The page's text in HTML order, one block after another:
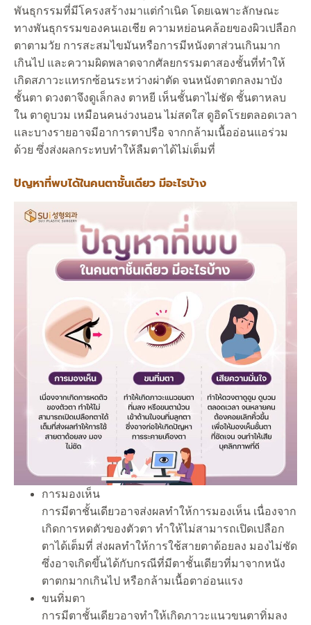
พันธุกรรมที่มีโครงสร้างมาแต่กำเนิด โดยเฉพาะลักษณะ
ทางพันธุกรรมของคนเอเชีย ความหย่อนคล้อยของผิวเปลือก
ตาตามวัย การสะสมไขมันหรือการมีหนังตาส่วนเกินมาก
เกินไป และความผิดพลาดจากศัลยกรรมตาสองชั้นที่ทำให้
เกิดสภาวะแทรกซ้อนระหว่างผ่าตัด จนหนังตาตกลงมาบัง
ชั้นตา ดวงตาจึงดูเล็กลง ตาหยี เห็นชั้นตาไม่ชัด ชั้นตาหลบ
ใน ตาดูบวม เหมือนคนง่วงนอน ไม่สดใส ดูอิดโรยตลอดเวลา
และบางรายอาจมีอาการตาปรือ จากกล้ามเนื้ออ่อนแอร่วม
ด้วย ซึ่งส่งผลกระทบทำให้ลืมตาได้ไม่เต็มที่
ปัญหาที่พบได้ในคนตาชั้นเดียว มีอะไรบ้าง
การมองเห็น
การมีตาชั้นเดียวอาจส่งผลทำให้การมองเห็น เนื่องจาก
เกิดการหดตัวของตัวตา ทำให้ไม่สามารถเปิดเปลือก
ตาได้เต็มที่ ส่งผลทำให้การใช้สายตาด้อยลง มองไม่ชัด
ซึ่งอาจเกิดขึ้นได้กับกรณีที่มีตาชั้นเดียวที่มาจากหนัง
ตาตกมากเกินไป หรือกล้ามเนื้อตาอ่อนแรง
ขนทิ่มตา
การมีตาชั้นเดียวอาจทำให้เกิดภาวะแนวขนตาทิ่มลง